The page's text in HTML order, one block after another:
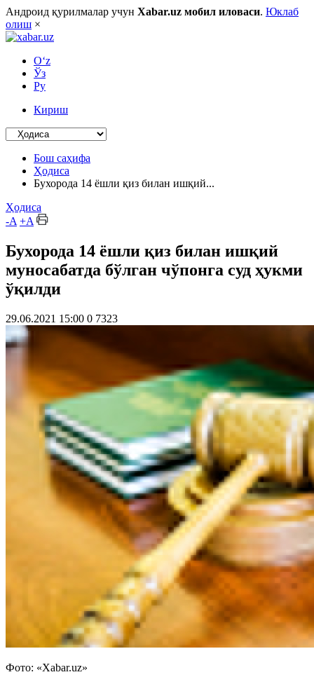
Андроид қурилмалар учун Xabar.uz мобил иловаси. Юклаб
олиш ×
O‘z
Ўз
Ру
Кириш
Бош саҳифа
Ҳодиса
Бухорода 14 ёшли қиз билан ишқий...
Ҳодиса
-A +A
Бухорода 14 ёшли қиз билан ишқий
муносабатда бўлган чўпонга суд ҳукми
ўқилди
29.06.2021 15:00 0 7323
Фото: «Xabar.uz»